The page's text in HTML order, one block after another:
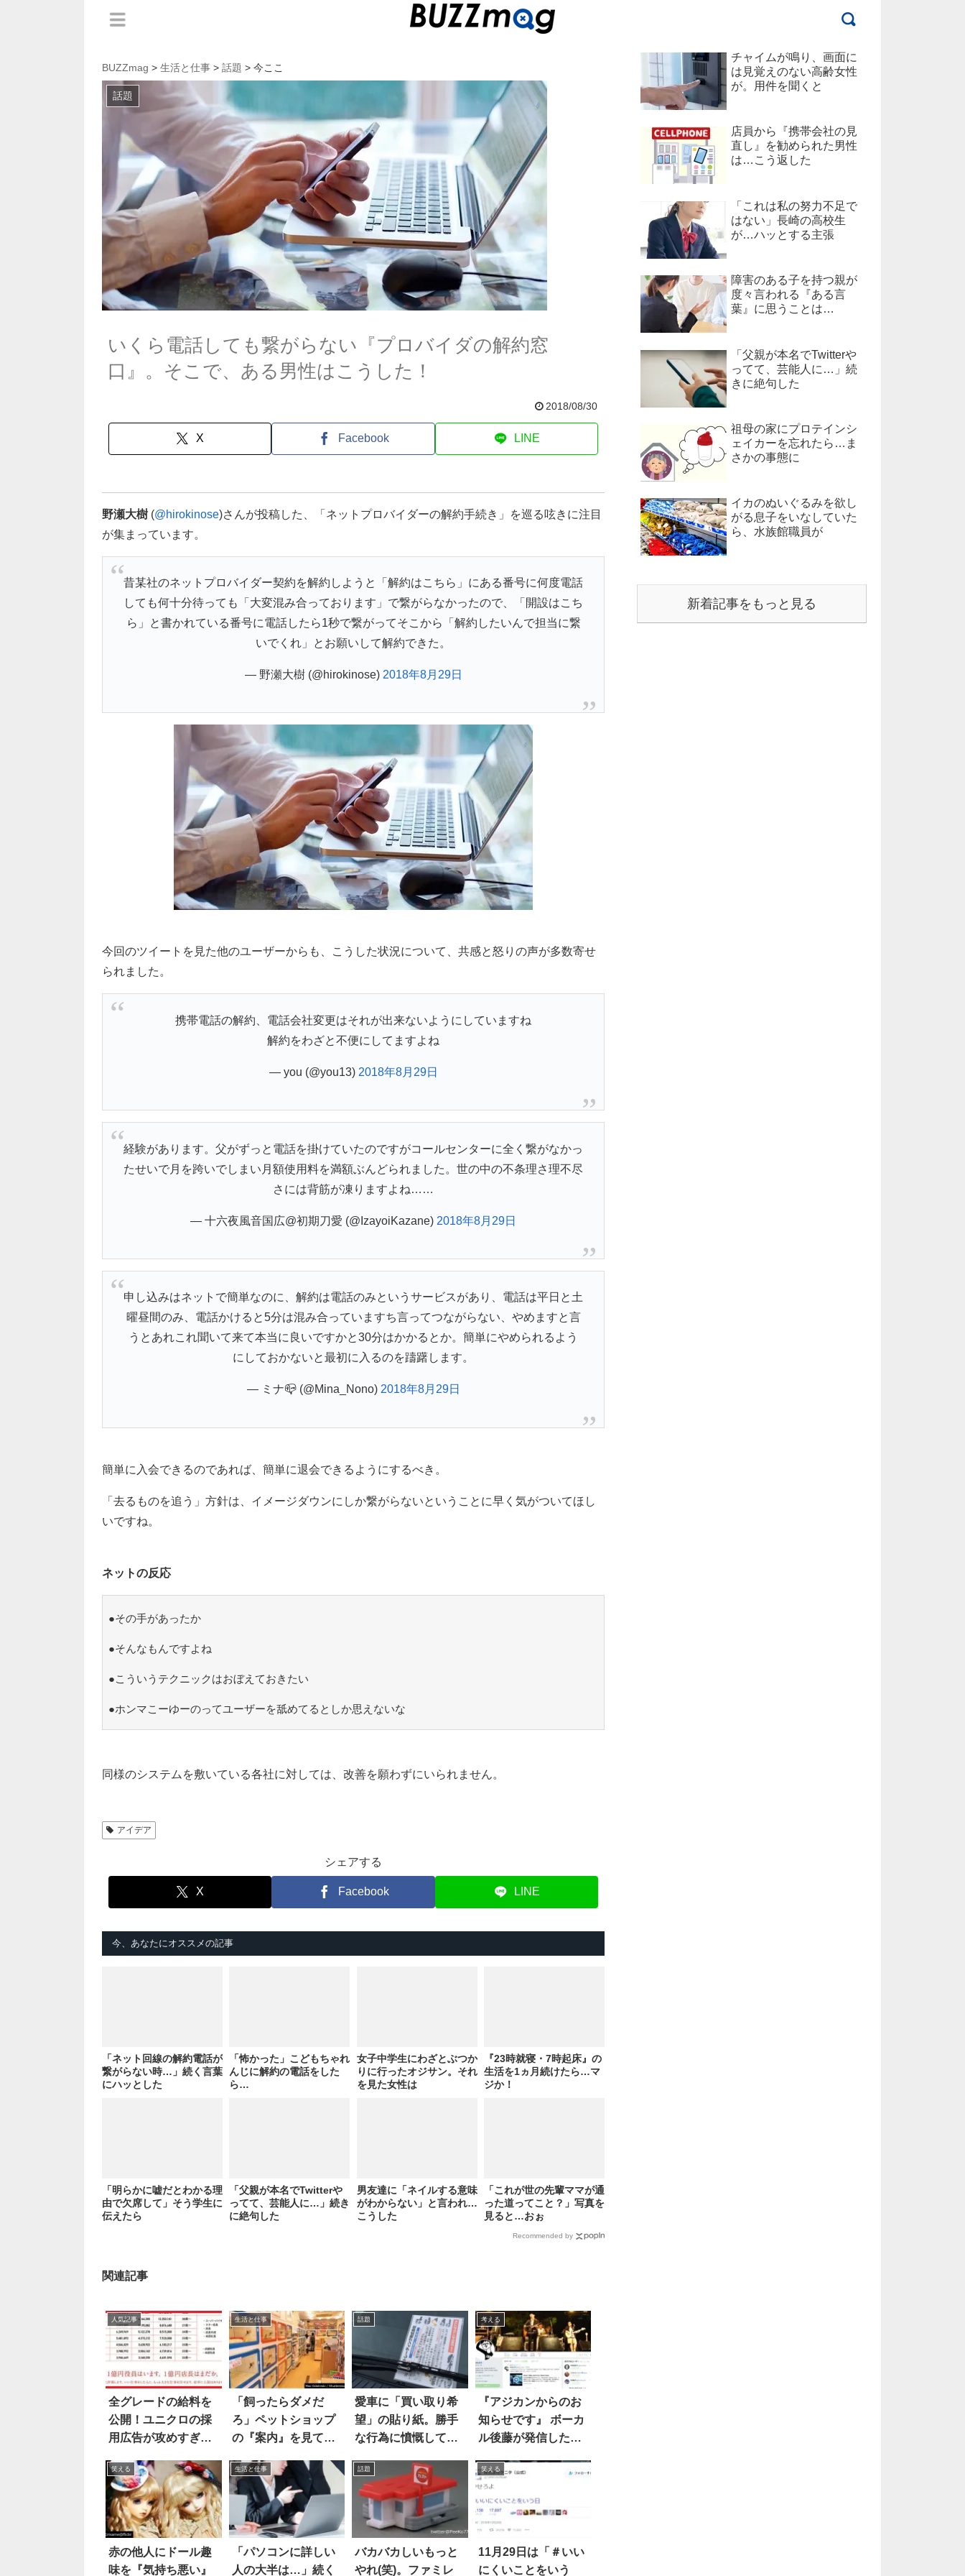
BUZZmag > 生活と仕事 > 話題 > 今ここ
話題
いくら電話しても繋がらない『プロバイダの解約窓
口』。そこで、ある男性はこうした！
2018/08/30
X Facebook LINE
野瀬大樹 (@hirokinose)さんが投稿した、「ネットプロバイダーの解約手続き」を巡る呟きに注目
が集まっています。
昔某社のネットプロバイダー契約を解約しようと「解約はこちら」にある番号に何度電話
しても何十分待っても「大変混み合っております」で繋がらなかったので、「開設はこち
ら」と書かれている番号に電話したら1秒で繋がってそこから「解約したいんで担当に繋
いでくれ」とお願いして解約できた。
— 野瀬大樹 (@hirokinose) 2018年8月29日
今回のツイートを見た他のユーザーからも、こうした状況について、共感と怒りの声が多数寄せ
られました。
携帯電話の解約、電話会社変更はそれが出来ないようにしていますね
解約をわざと不便にしてますよね
— you (@you13) 2018年8月29日
経験があります。父がずっと電話を掛けていたのですがコールセンターに全く繋がなかっ
たせいで月を跨いでしまい月額使用料を満額ぶんどられました。世の中の不条理さ理不尽
さには背筋が凍りますよね……
— 十六夜風音国広@初期刀愛 (@IzayoiKazane) 2018年8月29日
申し込みはネットで簡単なのに、解約は電話のみというサービスがあり、電話は平日と土
曜昼間のみ、電話かけると5分は混み合っていますち言ってつながらない、やめますと言
うとあれこれ聞いて来て本当に良いですかと30分はかかるとか。簡単にやめられるよう
にしておかないと最初に入るのを躊躇します。
— ミナ📪 (@Mina_Nono) 2018年8月29日
簡単に入会できるのであれば、簡単に退会できるようにするべき。
「去るものを追う」方針は、イメージダウンにしか繋がらないということに早く気がついてほし
いですね。
ネットの反応
●その手があったか
●そんなもんですよね
●こういうテクニックはおぼえておきたい
●ホンマこーゆーのってユーザーを舐めてるとしか思えないな
同様のシステムを敷いている各社に対しては、改善を願わずにいられません。
アイデア
シェアする
X Facebook LINE
今、あなたにオススメの記事
「ネット回線の解約電話が
繋がらない時…」続く言葉
にハッとした
「怖かった」こどもちゃれ
んじに解約の電話をした
ら…
女子中学生にわざとぶつか
りに行ったオジサン。それ
を見た女性は
『23時就寝・7時起床』の
生活を1ヵ月続けたら…マ
ジか！
「明らかに嘘だとわかる理
由で欠席して」そう学生に
伝えたら
「父親が本名でTwitterや
ってて、芸能人に…」続き
に絶句した
男友達に「ネイルする意味
がわからない」と言われ…
こうした
「これが世の先輩ママが通
った道ってこと？」写真を
見ると…おぉ
Recommended by
関連記事
人気記事
全グレードの給料を
公開！ユニクロの採
用広告が攻めすぎて
生活と仕事
「飼ったらダメだ
ろ」ペットショップ
の『案内』を見て思
話題
愛車に「買い取り希
望」の貼り紙。勝手
な行為に憤慨してた
発覚した
考える
『アジカンからのお
知らせです』 ボーカ
ル後藤が発信した
賛同の声
笑える
赤の他人にドール趣
味を『気持ち悪い』
生活と仕事
「パソコンに詳しい
人の大半は…」続く
話題
バカバカしいもっと
やれ(笑)。ファミレ
笑える
11月29日は「＃いい
にくいことをいう
チャイムが鳴り、画面に
は見覚えのない高齢女性
が。用件を聞くと
店員から『携帯会社の見
直し』を勧められた男性
は…こう返した
「これは私の努力不足で
はない」長崎の高校生
が…ハッとする主張
障害のある子を持つ親が
度々言われる『ある言
葉』に思うことは…
「父親が本名でTwitterや
ってて、芸能人に…」続
きに絶句した
祖母の家にプロテインシ
ェイカーを忘れたら…ま
さかの事態に
イカのぬいぐるみを欲し
がる息子をいなしていた
ら、水族館職員が
新着記事をもっと見る